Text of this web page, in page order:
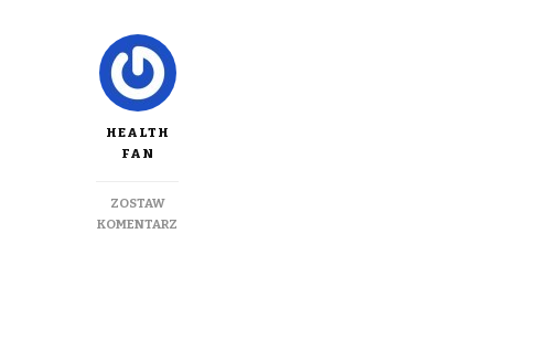
HEALTH
FAN
ZOSTAW
KOMENTARZ